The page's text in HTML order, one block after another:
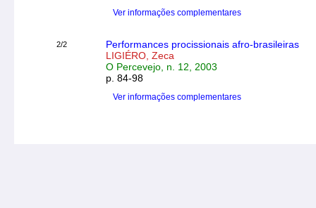
Ver informações complementares
2/2
Performances procissionais afro-brasileiras
LIGIÉRO, Zeca
O Percevejo, n. 12, 2003
p. 84-98
Ver informações complementares